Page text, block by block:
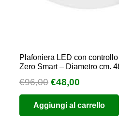
Plafoniera LED con
Zero Smart – Diametro cm.
€96,00 Il
prezzo
originale
era:
€48,00
prezzo
attuale
è:
Aggiungi al carrello